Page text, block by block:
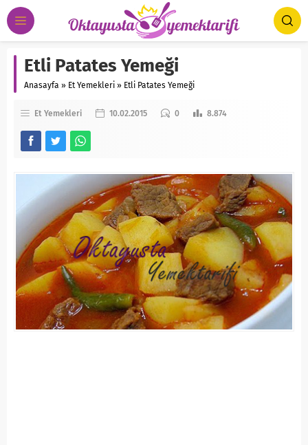
Etli Patates Yemeği
Anasayfa » Et Yemekleri » Etli Patates Yemeği
Et Yemekleri 10.02.2015 0 8.874